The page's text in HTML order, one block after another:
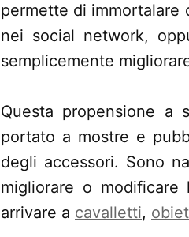
permette di immortalare
nei social network,
semplicemente
Questa propensione a
portato a mostre e
degli accessori. Sono
migliorare o modificare
arrivare a cavalletti,